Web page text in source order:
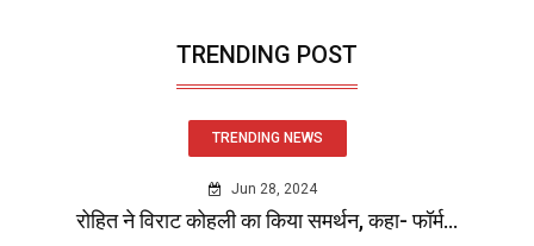
TRENDING POST
TRENDING NEWS
Jun 28, 2024
रोहित ने विराट कोहली का किया समर्थन, कहा- फॉर्म...